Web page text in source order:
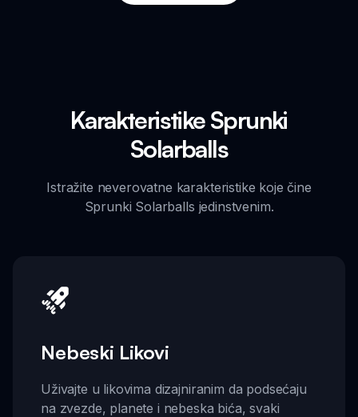
Karakteristike Sprunki
Solarballs
Istražite neverovatne karakteristike koje čine
Sprunki Solarballs jedinstvenim.
Nebeski Likovi
Uživajte u likovima dizajniranim da podsećaju
na zvezde, planete i nebeska bića, svaki